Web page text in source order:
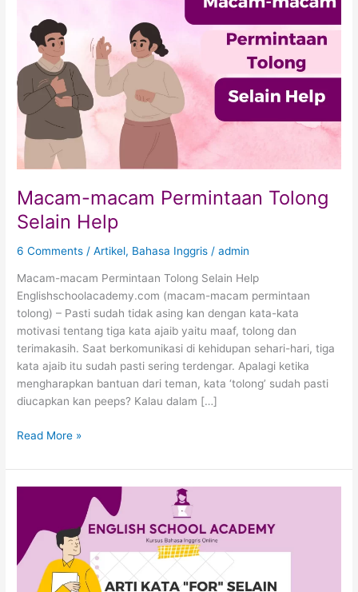
Macam-macam Permintaan Tolong
Selain Help
6 Comments /Artikel, Bahasa Inggris /admin
Macam-macam Permintaan Tolong Selain Help
Englishschoolacademy.com (macam-macam permintaan
tolong) – Pasti sudah tidak asing kan dengan kata-kata
motivasi tentang tiga kata ajaib yaitu maaf, tolong dan
terimakasih. Saat berkomunikasi di kehidupan sehari-hari, tiga
kata ajaib itu sudah pasti sering terdengar. Apalagi ketika
mengharapkan bantuan dari teman, kata ‘tolong’ sudah pasti
diucapkan kan peeps? Kalau dalam […]
Selain
Help
Read More »
Selain
Untuk:
Mengungkap